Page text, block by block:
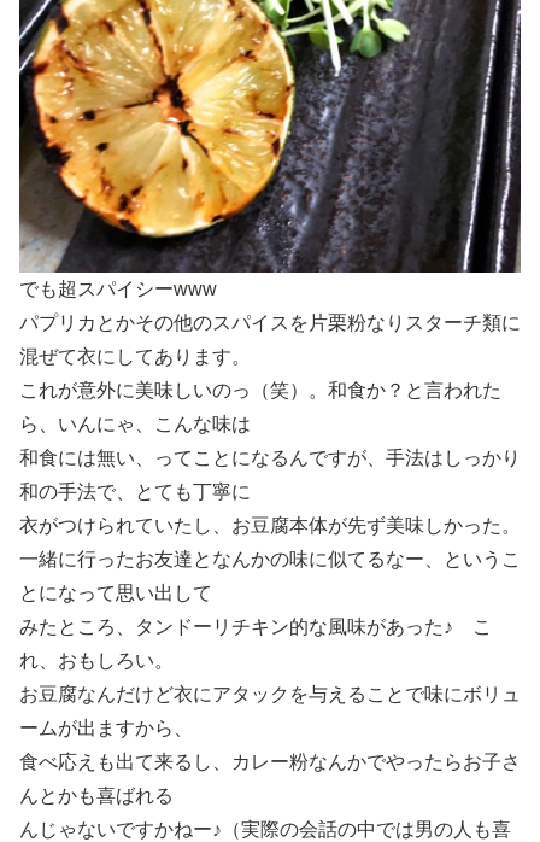
でも超スパイシーwww
パプリカとかその他のスパイスを片栗粉なりスターチ類に
混ぜて衣にしてあります。
これが意外に美味しいのっ（笑）。和食か？と言われた
ら、いんにゃ、こんな味は
和食には無い、ってことになるんですが、手法はしっかり
和の手法で、とても丁寧に
衣がつけられていたし、お豆腐本体が先ず美味しかった。
一緒に行ったお友達となんかの味に似てるなー、というこ
とになって思い出して
みたところ、タンドーリチキン的な風味があった♪ こ
れ、おもしろい。
お豆腐なんだけど衣にアタックを与えることで味にボリュ
ームが出ますから、
食べ応えも出て来るし、カレー粉なんかでやったらお子さ
んとかも喜ばれる
んじゃないですかねー♪（実際の会話の中では男の人も喜